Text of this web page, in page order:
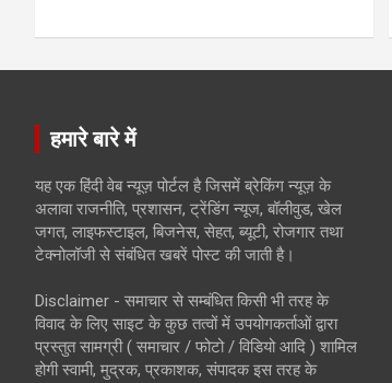
हमारे बारे में
यह एक हिंदी वेब न्यूज़ पोर्टल है जिसमें ब्रेकिंग न्यूज़ के
अलावा राजनीति, प्रशासन, ट्रेंडिंग न्यूज, बॉलीवुड, खेल
जगत, लाइफस्टाइल, बिजनेस, सेहत, ब्यूटी, रोजगार तथा
टेक्नोलॉजी से संबंधित खबरें पोस्ट की जाती है।
Disclaimer - समाचार से सम्बंधित किसी भी तरह के
विवाद के लिए साइट के कुछ तत्वों में उपयोगकर्ताओं द्वारा
प्रस्तुत सामग्री ( समाचार / फोटो / विडियो आदि ) शामिल
होगी स्वामी, मुद्रक, प्रकाशक, संपादक इस तरह के